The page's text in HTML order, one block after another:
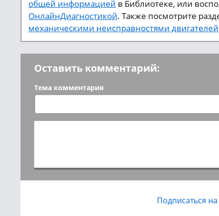
общей информацией в Библиотеке, или
ОнлайнДиагностикой. Также посмотрите
механическими неисправностями двигателей
Оставить комментарий:
Тема комментария
Подписаться